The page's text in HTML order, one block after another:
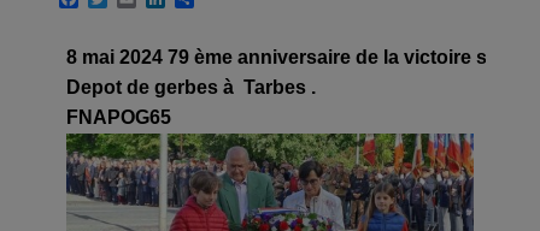
e
b
o
o
k
t
e
r
i
l
k
d
I
n
t
g
r
8 mai 2024 79 ème anniversaire de la victoire sur le
Depot de gerbes à  Tarbes .
FNAPOG65